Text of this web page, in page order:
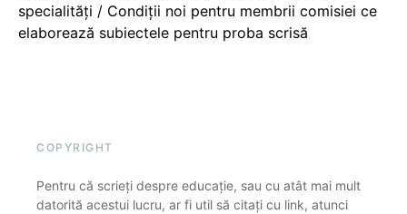
specialități / Condiții noi pentru membrii comisiei ce
elaborează subiectele pentru proba scrisă
COPYRIGHT
Pentru că scrieți despre educație, sau cu atât mai mult
datorită acestui lucru, ar fi util să citați cu link, atunci